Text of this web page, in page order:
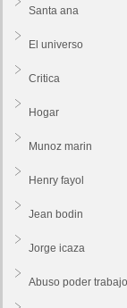
Santa ana
El universo
Critica
Hogar
Munoz marin
Henry fayol
Jean bodin
Jorge icaza
Abuso poder trabajo